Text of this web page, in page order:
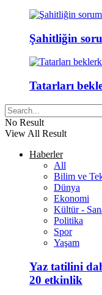
Şahitliğin
Tatarları
No Result
View All Result
Haberler
All
Bilim ve
Dünya
Ekonomi
Kültür -
Politika
Spor
Yaşam
Yaz tatilini
20 etkinlik